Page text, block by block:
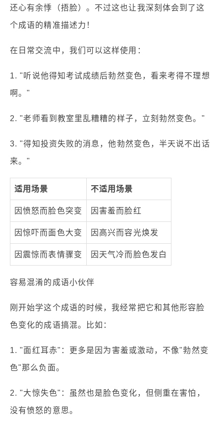
还心有余悸（捂脸）。不过这也让我深刻体会到了这
个成语的精准描述力！
在日常交流中，我们可以这样使用：
1. "听说他得知考试成绩后勃然变色，看来考得不理想
啊。"
2. "老师看到教室里乱糟糟的样子，立刻勃然变色。"
3. "得知投资失败的消息，他勃然变色，半天说不出话
来。"
适用场景 不适用场景
因愤怒而脸色突变 因害羞而脸红
因惊吓而面色大变 因高兴而容光焕发
因震惊而表情骤变 因天气冷而脸色发白
容易混淆的成语小伙伴
刚开始学这个成语的时候，我经常把它和其他形容脸
色变化的成语搞混。比如：
1. "面红耳赤"：更多是因为害羞或激动，不像"勃然变
色"那么负面。
2. "大惊失色"：虽然也是脸色变化，但侧重在害怕，
没有愤怒的意思。